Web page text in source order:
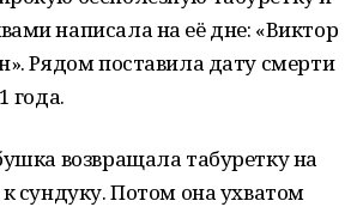
написала на её дне: «Виктор
Рядом поставила дату смерти
года.
возвращала табуретку на
сундуку. Потом она ухватом